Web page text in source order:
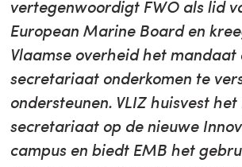
vertegenwoordigt FWO als lid
European Marine Board en
Vlaamse overheid het mandaat
secretariaat onderkomen te
ondersteunen. VLIZ huisvest
secretariaat op de nieuwe
campus en biedt EMB het